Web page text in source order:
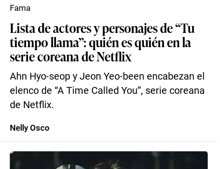
Lista de actores y personajes de “Tu
tiempo llama”: quién es quién en la
serie coreana de Netflix
Ahn Hyo-seop y Jeon Yeo-been encabezan el
elenco de “A Time Called You”, serie coreana
de Netflix.
Fama
Nelly Osco